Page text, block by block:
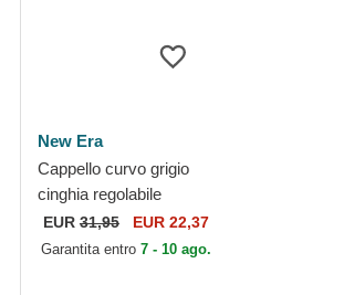
New Era
Cappello curvo grigio
cinghia regolabile
9TWENTY Tip Off 2023
dei Los Angeles Lakers
EUR 31,95 EUR 22,37
Garantita entro 7 - 10 ago.